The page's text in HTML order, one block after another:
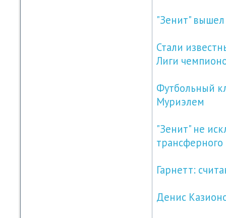
"Зенит"
Стали
Лиги
Футбольный
Муриэлем
"Зенит" не
трансферного
Гарнетт:
Денис